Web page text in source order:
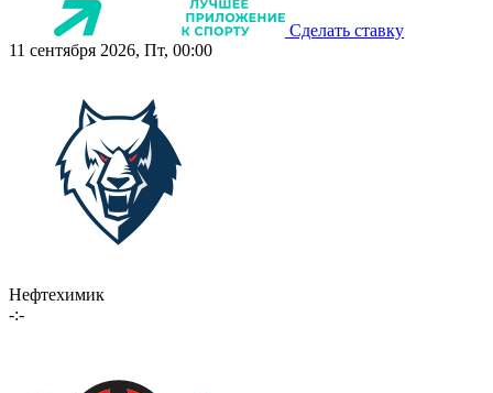
Сделать ставку
11 сентября 2026, Пт, 00:00
Нефтехимик
-:-